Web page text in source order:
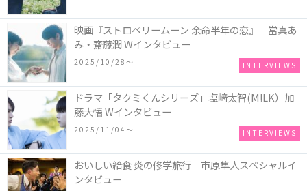
映画『ストロベリームーン 余命半年の恋』 當真あ
み・齋藤潤 Wインタビュー
2025/10/28〜 INTERVIEWS
ドラマ「タクミくんシリーズ」塩﨑太智(M!LK）加
藤大悟 Wインタビュー
2025/11/04〜 INTERVIEWS
おいしい給食 炎の修学旅行 市原隼人スペシャルイ
ンタビュー